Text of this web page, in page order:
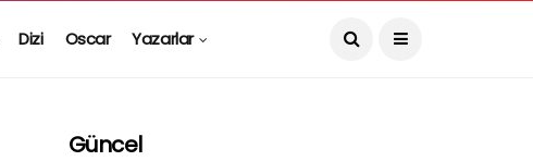
Dizi Oscar Yazarlar
Güncel